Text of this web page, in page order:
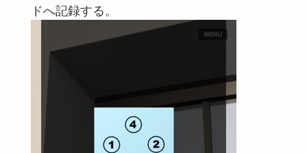
ドへ記録する。